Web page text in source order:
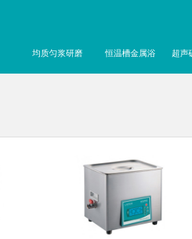
均质匀浆研磨 恒温槽金属浴 超声